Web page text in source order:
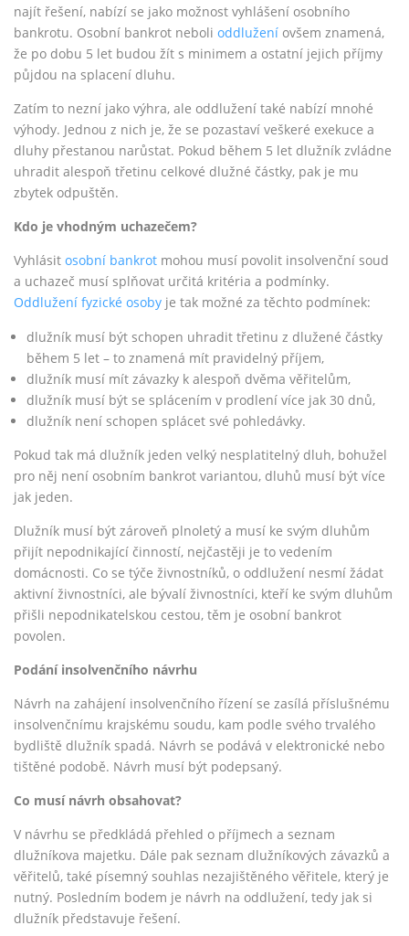
najít řešení, nabízí se jako možnost vyhlášení osobního
bankrotu. Osobní bankrot neboli oddlužení ovšem znamená,
že po dobu 5 let budou žít s minimem a ostatní jejich příjmy
půjdou na splacení dluhu.
Zatím to nezní jako výhra, ale oddlužení také nabízí mnohé
výhody. Jednou z nich je, že se pozastaví veškeré exekuce a
dluhy přestanou narůstat. Pokud během 5 let dlužník zvládne
uhradit alespoň třetinu celkové dlužné částky, pak je mu
zbytek odpuštěn.
Kdo je vhodným uchazečem?
Vyhlásit osobní bankrot mohou musí povolit insolvenční soud
a uchazeč musí splňovat určitá kritéria a podmínky.
Oddlužení fyzické osoby je tak možné za těchto podmínek:
dlužník musí být schopen uhradit třetinu z dlužené částky
během 5 let – to znamená mít pravidelný příjem,
dlužník musí mít závazky k alespoň dvěma věřitelům,
dlužník musí být se splácením v prodlení více jak 30 dnů,
dlužník není schopen splácet své pohledávky.
Pokud tak má dlužník jeden velký nesplatitelný dluh, bohužel
pro něj není osobním bankrot variantou, dluhů musí být více
jak jeden.
Dlužník musí být zároveň plnoletý a musí ke svým dluhům
přijít nepodnikající činností, nejčastěji je to vedením
domácnosti. Co se týče živnostníků, o oddlužení nesmí žádat
aktivní živnostníci, ale bývalí živnostníci, kteří ke svým dluhům
přišli nepodnikatelskou cestou, těm je osobní bankrot
povolen.
Podání insolvenčního návrhu
Návrh na zahájení insolvenčního řízení se zasílá příslušnému
insolvenčnímu krajskému soudu, kam podle svého trvalého
bydliště dlužník spadá. Návrh se podává v elektronické nebo
tištěné podobě. Návrh musí být podepsaný.
Co musí návrh obsahovat?
V návrhu se předkládá přehled o příjmech a seznam
dlužníkova majetku. Dále pak seznam dlužníkových závazků a
věřitelů, také písemný souhlas nezajištěného věřitele, který je
nutný. Posledním bodem je návrh na oddlužení, tedy jak si
dlužník představuje řešení.